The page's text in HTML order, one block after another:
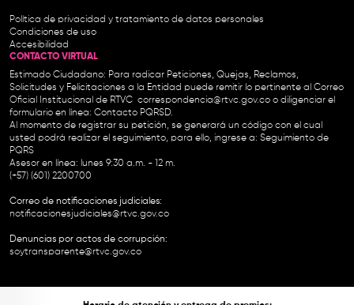
Política de privacidad y tratamiento de datos personales
Condiciones de uso
Accesibilidad
CONTACTO VIRTUAL
Estimado Ciudadano: Para radicar Peticiones, Quejas, Reclamos,
Solicitudes y Felicitaciones a la Entidad puede remitir lo pertinente al Correo
Oficial Institucional de RTVC correspondencia@rtvc.gov.co o diligenciar el
formulario en línea: Contacto PQRSD.
Al momento de registrar su petición, se generará un código con el cual
usted podrá realizar el seguimiento, para ello, ingrese a: Seguimiento de
PQRS
Asesor en línea: lunes 9:30 a.m. - 12 m.
(+57) (601) 2200700
Correo de notificaciones judiciales:
notificacionesjudiciales@rtvc.gov.co
Denuncias por actos de corrupción:
soytransparente@rtvc.gov.co